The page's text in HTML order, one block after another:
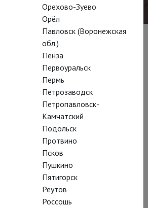
с постановки «Ромео и Джульетты» в
где Годвин получал
зарекомендовал себя
современной драматургии – в
с лондонским театром «Ройал
Ника Пейна, одного из самых
английских драматургов,
«Корона» (The Crown, 2012). В 2015
на сцене Национального театра пьесу
в которой главные роли
и Индира Варма.
Орехово-Зуево
Орёл
Павловск (Воронежская
обл.)
Пенза
Первоуральск
Пермь
Петрозаводск
Петропавловск-
Камчатский
Подольск
Протвино
Псков
Пушкино
Пятигорск
Реутов
Россошь